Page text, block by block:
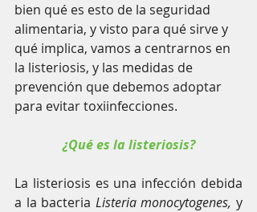
bien qué es esto de la seguridad
alimentaria, y visto para qué sirve y
qué implica, vamos a centrarnos en
la listeriosis, y las medidas de
prevención que debemos adoptar
para evitar toxiinfecciones.
¿Qué es la listeriosis?
La listeriosis es una infección debida
a la bacteria Listeria monocytogenes, y